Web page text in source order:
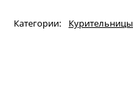
Категории: Курительницы